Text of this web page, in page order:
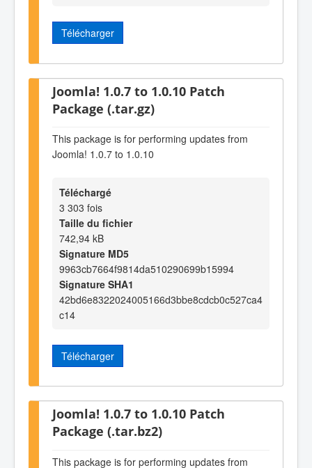
Télécharger
Joomla! 1.0.7 to 1.0.10 Patch
Package (.tar.gz)
This package is for performing updates from
Joomla! 1.0.7 to 1.0.10
Téléchargé
3 303 fois
Taille du fichier
742,94 kB
Signature MD5
9963cb7664f9814da510290699b15994
Signature SHA1
42bd6e8322024005166d3bbe8cdcb0c527ca4
c14
Télécharger
Joomla! 1.0.7 to 1.0.10 Patch
Package (.tar.bz2)
This package is for performing updates from